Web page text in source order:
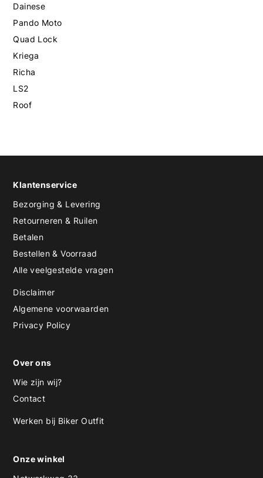
Dainese
Pando Moto
Quad Lock
Kriega
Richa
LS2
Roof
Klantenservice
Bezorging & Levering
Retourneren & Ruilen
Betalen
Bestellen & Voorraad
Alle veelgestelde vragen
Disclaimer
Algemene voorwaarden
Privacy Policy
Over ons
Wie zijn wij?
Contact
Werken bij Biker Outfit
Onze winkel